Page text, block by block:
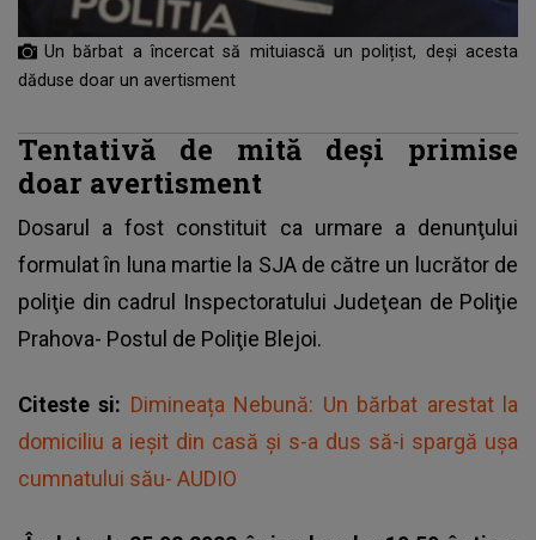
Un bărbat a încercat să mituiască un polițist, deși acesta
dăduse doar un avertisment
Tentativă de mită deși primise
doar avertisment
Dosarul a fost constituit ca urmare a denunţului
formulat în luna martie la SJA de către un lucrător de
poliţie din cadrul Inspectoratului Judeţean de Poliţie
Prahova- Postul de Poliţie Blejoi.
Citeste si: Dimineața Nebună: Un bărbat arestat la
domiciliu a ieșit din casă și s-a dus să-i spargă ușa
cumnatului său- AUDIO